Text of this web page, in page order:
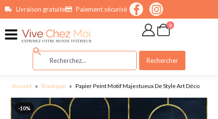
principalLivraison gratuite Paiement sécurisé
0
Rechercher
Accueil » Boutique » Papier Peint Motif Majestueux De Style Art Déco
-10%